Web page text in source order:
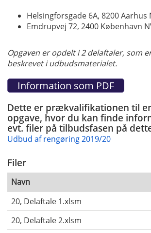
Helsingforsgade 6A, 8200 Aarhus
Emdrupvej 72, 2400 København
Opgaven er opdelt i 2 delaftaler, som
beskrevet i udbudsmaterialet.
Dette er prækvalifikationen til
opgave, hvor du kan finde
evt. filer på tilbudsfasen på
Udbud af rengøring 2019/20
Filer
Navn
20, Delaftale 1.xlsm
20, Delaftale 2.xlsm